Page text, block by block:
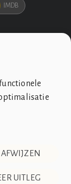
AFWIJZEN
UITLEG
IMDB